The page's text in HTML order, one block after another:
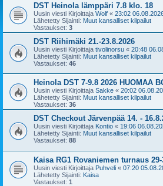
DST Heinola lämppäri 7.8 klo. 18
Uusin viesti Kirjoittaja Wolf « 23:02
Lähetetty Sijainti: Muut kansalliset kilpailut
Vastaukset: 3
DST Riihimäki 21.-23.8.2026
Uusin viesti Kirjoittaja tivolinorsu « 20:48
Lähetetty Sijainti: Muut kansalliset kilpailut
Vastaukset: 46
Heinola DST 7-9.8 2026 HUOMAA
Uusin viesti Kirjoittaja Sakke « 20:02
Lähetetty Sijainti: Muut kansalliset kilpailut
Vastaukset: 36
DST Checkout Järvenpää 14. -
Uusin viesti Kirjoittaja Kontio « 19:06
Lähetetty Sijainti: Muut kansalliset kilpailut
Vastaukset: 88
Kaisa RG1 Rovaniemen turnaus 29-
Uusin viesti Kirjoittaja Puhveli « 07:20
Lähetetty Sijainti: Kaisa
Vastaukset: 1